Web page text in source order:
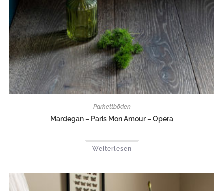
Parkettböden
Mardegan – Paris Mon Amour – Opera
Weiterlesen